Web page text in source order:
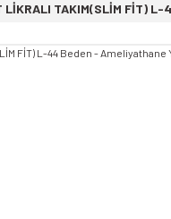
LİKRALI TAKIM(SLİM FİT)